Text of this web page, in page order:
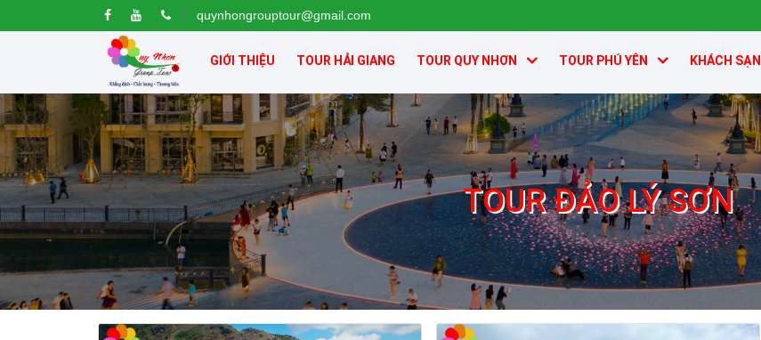
quynhongrouptour@gmail.com
GIỚI THIỆU TOUR HẢI GIANG TOUR QUY NHƠN TOUR PHÚ YÊN KHÁCH SẠN
TOUR ĐẢO LÝ SƠN
Tour Đảo Lý Sơn